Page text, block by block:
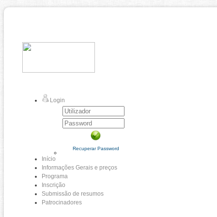
Login
Recuperar Password
Início
Informações Gerais e preços
Programa
Inscrição
Submissão de resumos
Patrocinadores